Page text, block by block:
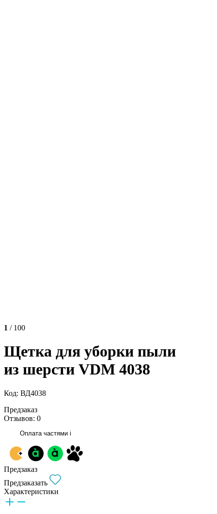
1 / 100
Щетка для уборки пыли
из шерсти VDM 4038
Код: ВД4038
Предзаказ
Отзывов: 0
Оплата частями i
Предзаказ
Предзаказать
Характеристики